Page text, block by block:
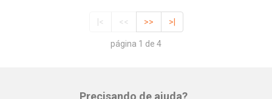
|< << >> >|
página 1 de 4
Precisando de ajuda?